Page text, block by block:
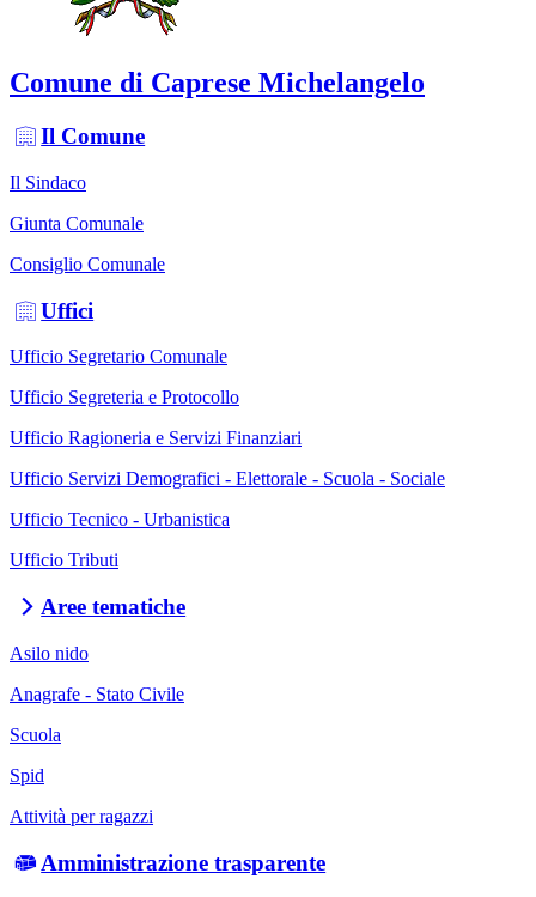
Comune di Caprese Michelangelo
Il Comune
Il Sindaco
Giunta Comunale
Consiglio Comunale
Uffici
Ufficio Segretario Comunale
Ufficio Segreteria e Protocollo
Ufficio Ragioneria e Servizi Finanziari
Ufficio Servizi Demografici - Elettorale - Scuola - Sociale
Ufficio Tecnico - Urbanistica
Ufficio Tributi
Aree tematiche
Asilo nido
Anagrafe - Stato Civile
Scuola
Spid
Attività per ragazzi
Amministrazione trasparente